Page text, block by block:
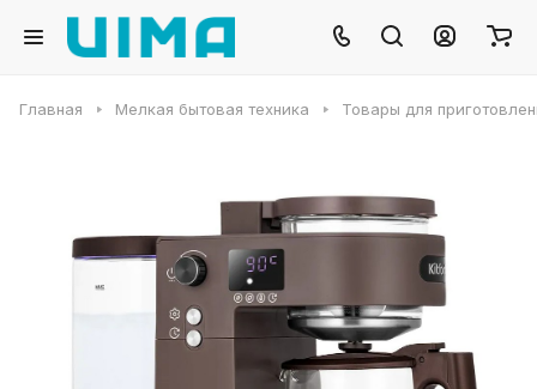
Главная Мелкая бытовая техника Товары для